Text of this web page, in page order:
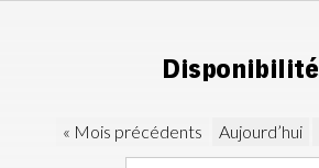
« Mois précédents Aujourd’hui